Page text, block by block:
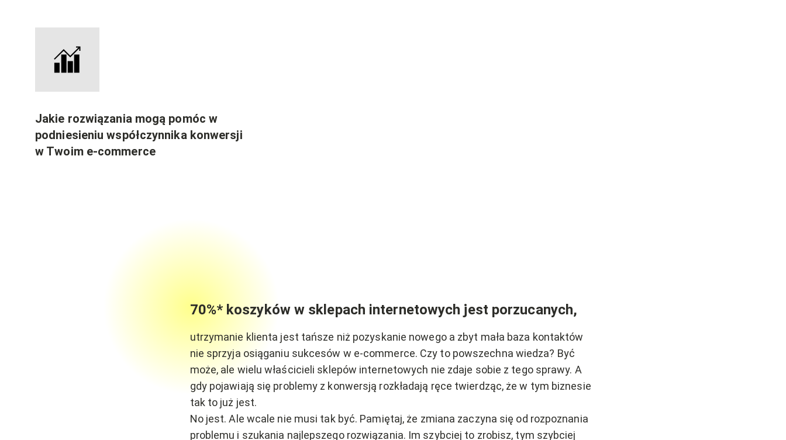
Jakie rozwiązania mogą pomóc w
podniesieniu współczynnika konwersji
w Twoim e-commerce
70%* koszyków w sklepach internetowych jest porzucanych,
utrzymanie klienta jest tańsze niż pozyskanie nowego a zbyt mała baza kontaktów
nie sprzyja osiąganiu sukcesów w e-commerce. Czy to powszechna wiedza? Być
może, ale wielu właścicieli sklepów internetowych nie zdaje sobie z tego sprawy. A
gdy pojawiają się problemy z konwersją rozkładają ręce twierdząc, że w tym biznesie
tak to już jest.
No jest. Ale wcale nie musi tak być. Pamiętaj, że zmiana zaczyna się od rozpoznania
problemu i szukania najlepszego rozwiązania. Im szybciej to zrobisz, tym szybciej